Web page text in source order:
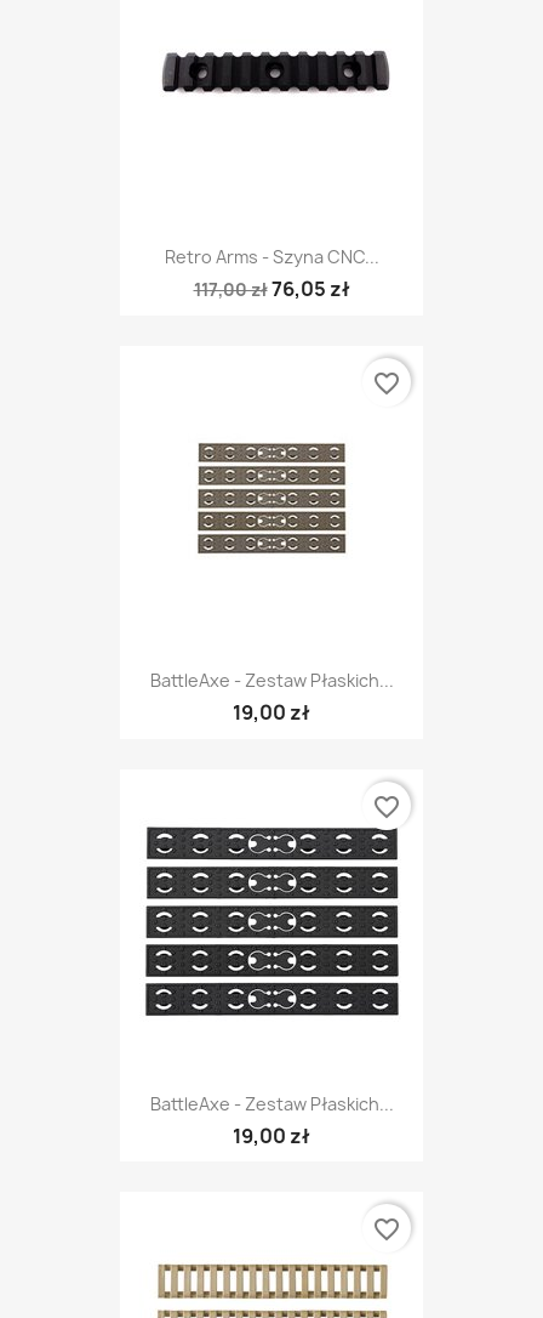
Retro Arms - Szyna CNC...
117,00 zł76,05 zł
BattleAxe - Zestaw Płaskich...
19,00 zł
favorite_border
BattleAxe - Zestaw Płaskich...
19,00 zł
favorite_border
favorite_border